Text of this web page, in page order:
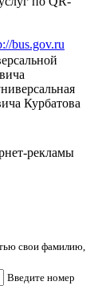
bus.gov.ru
Курбатова
рекламы
свои фамилию,
Введите номер